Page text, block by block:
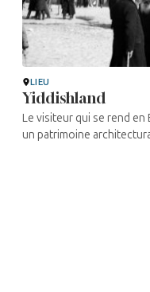
LIEU
Yiddishland
Le visiteur qui se rend
un patrimoine